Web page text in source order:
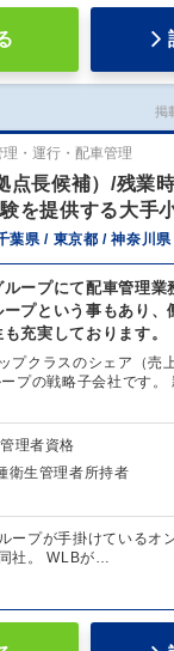
掲
・運行・配車管理
点長候補）/残業
を提供する大手
葉県 / 東京都 / 神奈川県
ープにて配車管理業
プという事もあり、
充実しております。
プクラスのシェア（売
プの戦略子会社です。
理者資格
衛生管理者所持者
ープが手掛けているオ
社。 WLBが…